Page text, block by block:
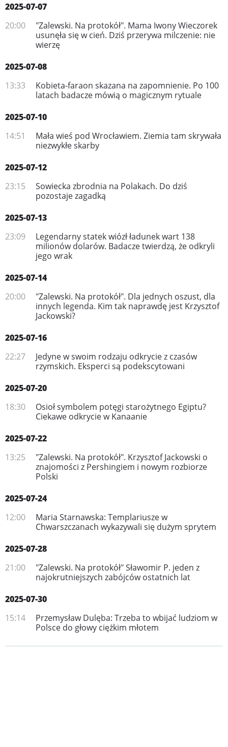
2025-07-07
20:00
"Zalewski. Na protokół". Mama Iwony Wieczorek
usunęła się w cień. Dziś przerywa milczenie: nie
wierzę
2025-07-08
13:33
Kobieta-faraon skazana na zapomnienie. Po 100
latach badacze mówią o magicznym rytuale
2025-07-10
14:51
Mała wieś pod Wrocławiem. Ziemia tam skrywała
niezwykłe skarby
2025-07-12
23:15
Sowiecka zbrodnia na Polakach. Do dziś
pozostaje zagadką
2025-07-13
23:09
Legendarny statek wiózł ładunek wart 138
milionów dolarów. Badacze twierdzą, że odkryli
jego wrak
2025-07-14
20:00
"Zalewski. Na protokół". Dla jednych oszust, dla
innych legenda. Kim tak naprawdę jest Krzysztof
Jackowski?
2025-07-16
22:27
Jedyne w swoim rodzaju odkrycie z czasów
rzymskich. Eksperci są podekscytowani
2025-07-20
18:30
Osioł symbolem potęgi starożytnego Egiptu?
Ciekawe odkrycie w Kanaanie
2025-07-22
13:25
"Zalewski. Na protokół". Krzysztof Jackowski o
znajomości z Pershingiem i nowym rozbiorze
Polski
2025-07-24
12:00
Maria Starnawska: Templariusze w
Chwarszczanach wykazywali się dużym sprytem
2025-07-28
21:00
"Zalewski. Na protokół" Sławomir P. jeden z
najokrutniejszych zabójców ostatnich lat
2025-07-30
15:14
Przemysław Dulęba: Trzeba to wbijać ludziom w
Polsce do głowy ciężkim młotem